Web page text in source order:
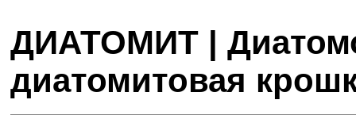
ДИАТОМИТ |
диатомитовая